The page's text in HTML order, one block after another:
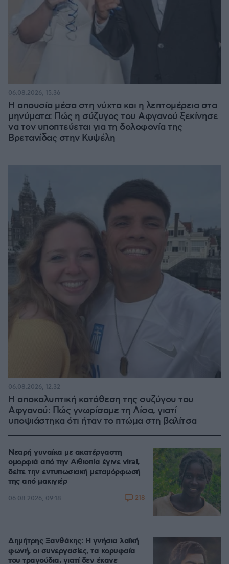
Η απουσία μέσα στη νύχτα και η λεπτομέρεια στα
μηνύματα: Πώς η σύζυγος του Αφγανού ξεκίνησε
να τον υποπτεύεται για τη δολοφονία της
Βρετανίδας στην Κυψέλη
06.08.2026, 15:36
Η αποκαλυπτική κατάθεση της συζύγου του
Αφγανού: Πώς γνωρίσαμε τη Λίσα, γιατί
υποψιάστηκα ότι ήταν το πτώμα στη βαλίτσα
06.08.2026, 12:32
Νεαρή γυναίκα με ακατέργαστη
ομορφιά από την Αιθιοπία έγινε viral,
δείτε την εντυπωσιακή μεταμόρφωσή
της από μακιγιέρ
06.08.2026, 09:18 218
Δημήτρης Ξανθάκης: Η γνήσια λαϊκή
φωνή, οι συνεργασίες, τα κορυφαία
του τραγούδια, γιατί δεν έκανε